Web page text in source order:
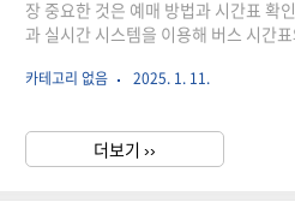
장 중요한 것은 예매 방법과 시간표 확
과 실시간 시스템을 이용해 버스 시간
니, 놓치지 말고 확인해 보세요. 🔽지금
스 예매는 온라인을 통해 간편하게 할
는 시간대의 버스를 예매할 수 있습니
카테고리 없음 2025. 1. 11.
더보기 ››